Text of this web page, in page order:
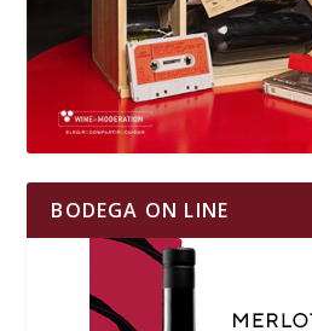
BODEGA ON LINE